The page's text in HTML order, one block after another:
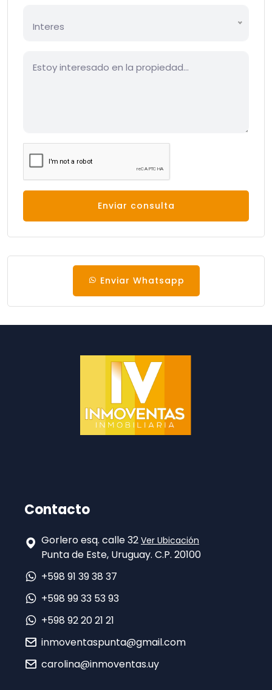
Interes
Enviar consulta
Enviar Whatsapp
Contacto
Gorlero esq. calle 32 Ver Ubicación
Punta de Este, Uruguay. C.P. 20100
+598 91 39 38 37
+598 99 33 53 93
+598 92 20 21 21
inmoventaspunta@gmail.com
carolina@inmoventas.uy